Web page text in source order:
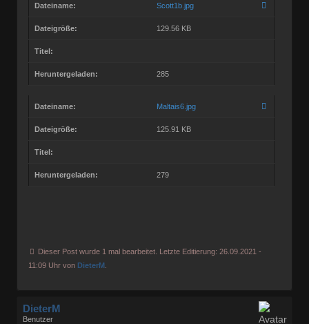
Dateiname: Scott1b.jpg
Dateigröße: 129.56 KB
Titel:
Heruntergeladen: 285
Dateiname: Maltais6.jpg
Dateigröße: 125.91 KB
Titel:
Heruntergeladen: 279
Dieser Post wurde 1 mal bearbeitet. Letzte Editierung: 26.09.2021 -
11:09 Uhr von DieterM
DieterM
Benutzer